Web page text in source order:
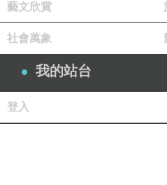
藝文欣賞
社會萬象
我的站台
登入